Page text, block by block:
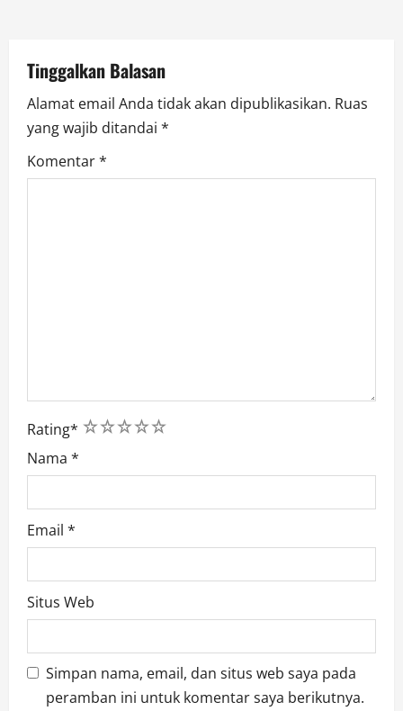
o
n
Tinggalkan Balasan
Alamat email Anda tidak akan dipublikasikan. Ruas
yang wajib ditandai *
Komentar*
Rating* 5
4
3
2
1
Nama *
Email *
Situs Web
Simpan nama, email, dan situs web saya pada
peramban ini untuk komentar saya berikutnya.